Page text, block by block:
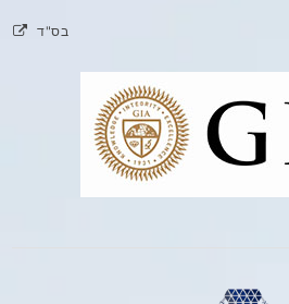
בס"ד